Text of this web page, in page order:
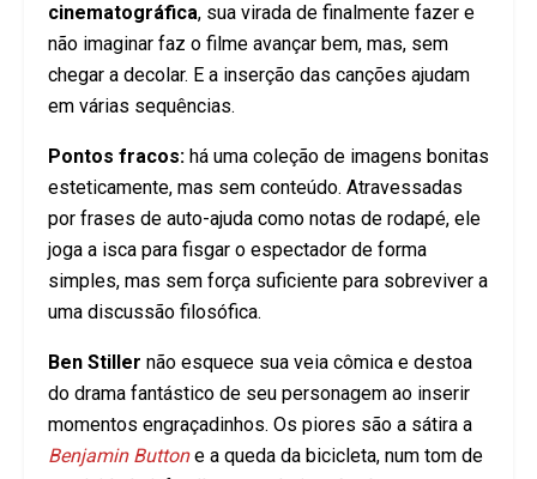
cinematográfica, sua virada de finalmente fazer e
não imaginar faz o filme avançar bem, mas, sem
chegar a decolar. E a inserção das canções ajudam
em várias sequências.
Pontos fracos: há uma coleção de imagens bonitas
esteticamente, mas sem conteúdo. Atravessadas
por frases de auto-ajuda como notas de rodapé, ele
joga a isca para fisgar o espectador de forma
simples, mas sem força suficiente para sobreviver a
uma discussão filosófica.
Ben Stiller não esquece sua veia cômica e destoa
do drama fantástico de seu personagem ao inserir
momentos engraçadinhos. Os piores são a sátira a
Benjamin Buttone a queda da bicicleta, num tom de